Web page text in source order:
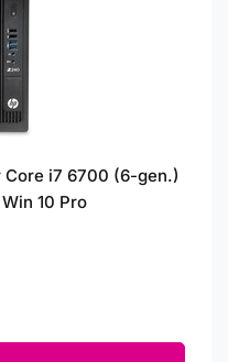
Core i7 6700 (6-gen.)
10 Pro